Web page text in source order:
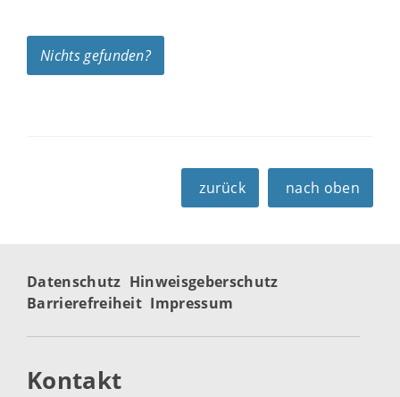
Nichts gefunden?
zurück nach oben
Datenschutz Hinweisgeberschutz
Barrierefreiheit Impressum
Kontakt